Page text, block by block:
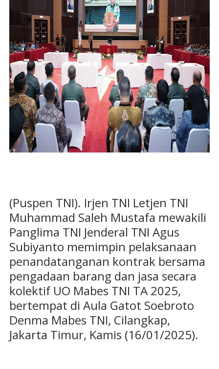
(Puspen TNI). Irjen TNI Letjen TNI
Muhammad Saleh Mustafa mewakili
Panglima TNI Jenderal TNI Agus
Subiyanto memimpin pelaksanaan
penandatanganan kontrak bersama
pengadaan barang dan jasa secara
kolektif UO Mabes TNI TA 2025,
bertempat di Aula Gatot Soebroto
Denma Mabes TNI, Cilangkap,
Jakarta Timur, Kamis (16/01/2025).